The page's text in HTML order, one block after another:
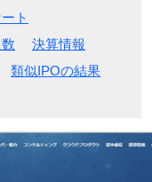
ト
決算情報
類似IPOの結果